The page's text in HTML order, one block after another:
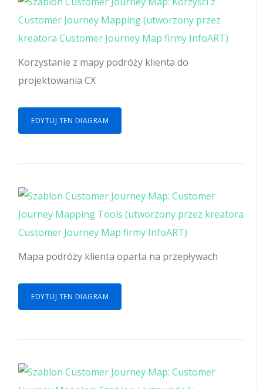
Korzystanie z mapy podróży klienta do
projektowania CX
EDYTUJ TEN DIAGRAM
Mapa podróży klienta oparta na przepływach
EDYTUJ TEN DIAGRAM